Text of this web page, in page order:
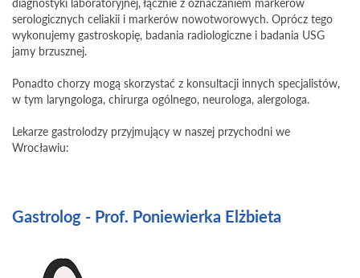
serologicznych celiakii i markerów nowotworowych. Oprócz tego
wykonujemy gastroskopię, badania radiologiczne i badania USG
jamy brzusznej.
Ponadto chorzy mogą skorzystać z konsultacji innych specjalistów,
w tym laryngologa, chirurga ogólnego, neurologa, alergologa.
Lekarze gastrolodzy przyjmujący w naszej przychodni we
Wrocławiu:
Gastrolog - Prof. Poniewierka Elżbieta